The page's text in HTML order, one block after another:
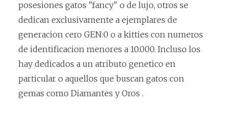
posesiones gatos "fancy" o de lujo, otros se
dedican exclusivamente a ejemplares de
generacion cero GEN:0 o a kitties con numeros
de identificacion menores a 10.000. Incluso los
hay dedicados a un atributo genetico en
particular o aquellos que buscan gatos con
gemas como Diamantes y Oros .